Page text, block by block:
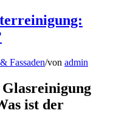
Fassaden/von admin
ist der